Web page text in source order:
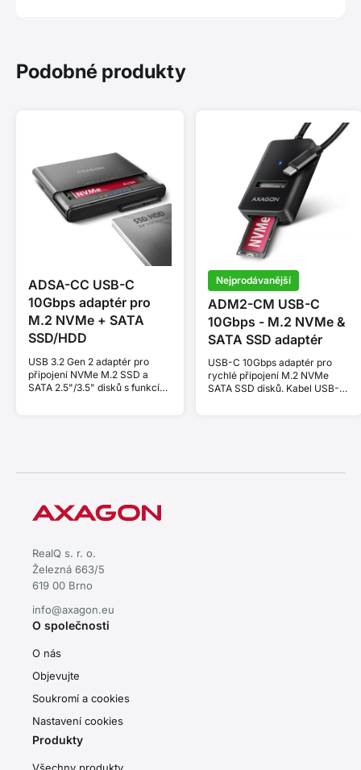
Podobné produkty
ADSA-CC USB-C
10Gbps adaptér pro
M.2 NVMe + SATA
SSD/HDD
USB 3.2 Gen 2 adaptér pro
připojení NVMe M.2 SSD a
SATA 2.5"/3.5" disků s funkcí
Nejprodávanější
ADM2-CM USB-C
10Gbps - M.2 NVMe &
SATA SSD adaptér
USB-C 10Gbps adaptér pro
rychlé připojení M.2 NVMe
SATA SSD disků. Kabel USB-C
RealQ s. r. o.
Železná 663/5
619 00 Brno
info@axagon.eu
O společnosti
O nás
Objevujte
Soukromí a cookies
Nastavení cookies
Produkty
Všechny produkty